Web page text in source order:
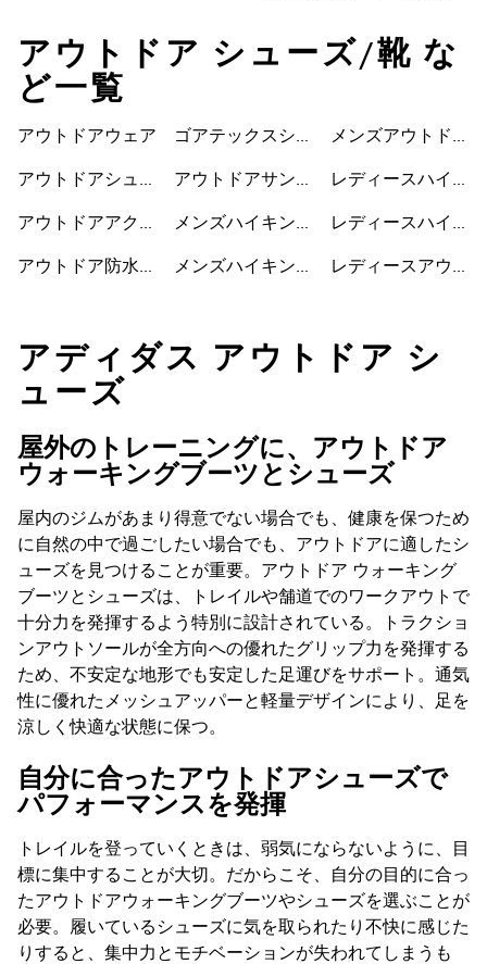
アウトドア シューズ/靴 な
ど一覧
アウトドアウェア
アウトドアシュー
アウトドアアクセ
アウトドア防水ジ
ゴアテックスシュ
アウトドアサンダ
メンズハイキング
メンズハイキング
メンズアウトドア
レディースハイキ
レディースハイキ
レディースアウト
アディダス アウトドア シ
ューズ
屋外のトレーニングに、アウトドア
ウォーキングブーツとシューズ
屋内のジムがあまり得意でない場合でも、健康を保つため
に自然の中で過ごしたい場合でも、アウトドアに適したシ
ューズを見つけることが重要。アウトドア ウォーキング
ブーツとシューズは、トレイルや舗道でのワークアウトで
十分力を発揮するよう特別に設計されている。トラクショ
ンアウトソールが全方向への優れたグリップ力を発揮する
ため、不安定な地形でも安定した足運びをサポート。通気
性に優れたメッシュアッパーと軽量デザインにより、足を
涼しく快適な状態に保つ。
自分に合ったアウトドアシューズで
パフォーマンスを発揮
トレイルを登っていくときは、弱気にならないように、目
標に集中することが大切。だからこそ、自分の目的に合っ
たアウトドアウォーキングブーツやシューズを選ぶことが
必要。履いているシューズに気を取られたり不快に感じた
りすると、集中力とモチベーションが失われてしまうも